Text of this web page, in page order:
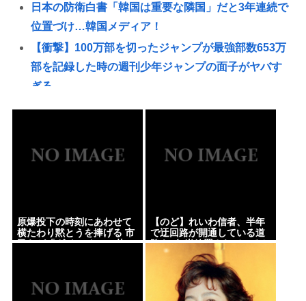
日本の防衛白書「韓国は重要な隣国」だと3年連続で
位置づけ…韓国メディア！
【衝撃】100万部を切ったジャンプが最強部数653万
部を記録した時の週刊少年ジャンプの面子がヤバす
ぎる
赤十字、スペイン領セウタに殺到した不法移民に物
【注目】元ジャンポケ・斉藤慎二被告（43）に懲役7
メンタリストDaiGo「SNS最大のデメリットは口を
開く価値がない奴が発信できるようになったこと」
【速報】NHKの性被害問題、性加害した番組出演者
が衝撃告白！
原爆投下の時刻にあわせて
横たわり黙とうを捧げる 市
民らが「ダイ・イン」 札
【のど】れいわ信者、半年
で迂回路が開通している道
路を2年半放置されていると
印象操作してしまう